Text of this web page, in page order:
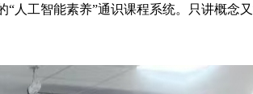
工智能素养”通识课程系统。只讲概念